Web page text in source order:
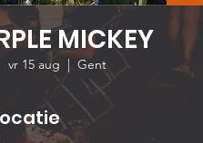
MICKEY
vr 15 aug
  |
Gent